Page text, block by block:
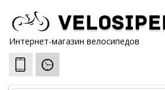
Интернет-магазин велосипедов